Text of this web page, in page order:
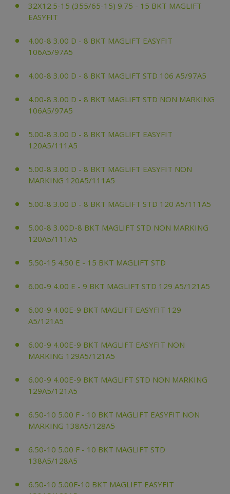
32X12.5-15 (355/65-15) 9.75 - 15 BKT MAGLIFT
EASYFIT
4.00-8 3.00 D - 8 BKT MAGLIFT EASYFIT
106A5/97A5
4.00-8 3.00 D - 8 BKT MAGLIFT STD 106 A5/97A5
4.00-8 3.00 D - 8 BKT MAGLIFT STD NON MARKING
106A5/97A5
5.00-8 3.00 D - 8 BKT MAGLIFT EASYFIT
120A5/111A5
5.00-8 3.00 D - 8 BKT MAGLIFT EASYFIT NON
MARKING 120A5/111A5
5.00-8 3.00 D - 8 BKT MAGLIFT STD 120 A5/111A5
5.00-8 3.00D-8 BKT MAGLIFT STD NON MARKING
120A5/111A5
5.50-15 4.50 E - 15 BKT MAGLIFT STD
6.00-9 4.00 E - 9 BKT MAGLIFT STD 129 A5/121A5
6.00-9 4.00E-9 BKT MAGLIFT EASYFIT 129
A5/121A5
6.00-9 4.00E-9 BKT MAGLIFT EASYFIT NON
MARKING 129A5/121A5
6.00-9 4.00E-9 BKT MAGLIFT STD NON MARKING
129A5/121A5
6.50-10 5.00 F - 10 BKT MAGLIFT EASYFIT NON
MARKING 138A5/128A5
6.50-10 5.00 F - 10 BKT MAGLIFT STD
138A5/128A5
6.50-10 5.00F-10 BKT MAGLIFT EASYFIT